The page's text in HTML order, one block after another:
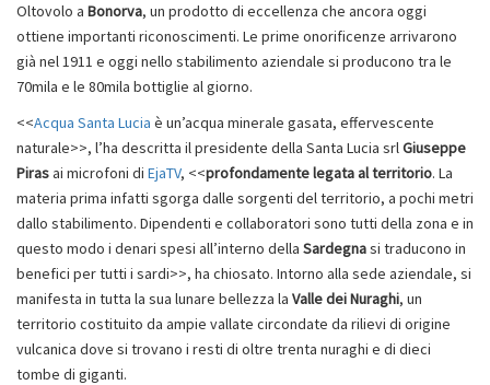
Oltovolo a Bonorva, un prodotto di eccellenza che ancora oggi
ottiene importanti riconoscimenti. Le prime onorificenze arrivarono
già nel 1911 e oggi nello stabilimento aziendale si producono tra le
70mila e le 80mila bottiglie al giorno.
<<Acqua Santa Lucia è un’acqua minerale gasata, effervescente
naturale>>, l’ha descritta il presidente della Santa Lucia srlGiuseppe
Pirasai microfoni di EjaTV, <<profondamente legata al territorio. La
materia prima infatti sgorga dalle sorgenti del territorio, a pochi metri
dallo stabilimento. Dipendenti e collaboratori sono tutti della zona e in
questo modo i denari spesi all’interno della Sardegnasi traducono in
benefici per tutti i sardi>>, ha chiosato. Intorno alla sede aziendale, si
manifesta in tutta la sua lunare bellezza la Valle dei Nuraghi, un
territorio costituito da ampie vallate circondate da rilievi di origine
vulcanica dove si trovano i resti di oltre trenta nuraghi e di dieci
tombe di giganti.